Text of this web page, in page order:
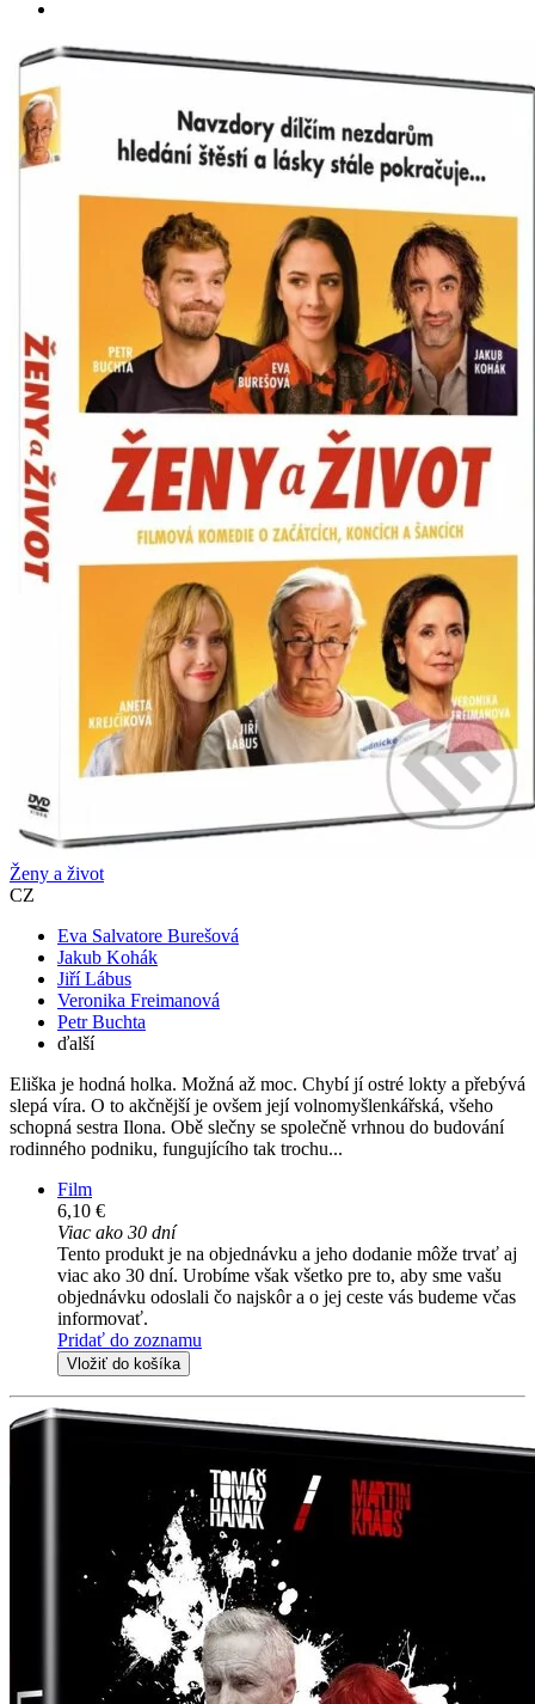
Ženy a život
CZ
Eva Salvatore Burešová
Jakub Kohák
Jiří Lábus
Veronika Freimanová
Petr Buchta
ďalší
Eliška je hodná holka. Možná až moc. Chybí jí ostré lokty a přebývá
slepá víra. O to akčnější je ovšem její volnomyšlenkářská, všeho
schopná sestra Ilona. Obě slečny se společně vrhnou do budování
rodinného podniku, fungujícího tak trochu...
Film
6,10 €
Viac ako 30 dní
Tento produkt je na objednávku a jeho dodanie môže trvať aj
viac ako 30 dní. Urobíme však všetko pre to, aby sme vašu
objednávku odoslali čo najskôr a o jej ceste vás budeme včas
informovať.
Pridať do zoznamu
Vložiť do košíka